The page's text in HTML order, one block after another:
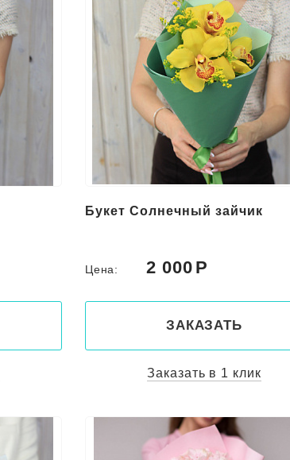
Букет Солнечный зайчик
Цена: 2 000
ЗАКАЗАТЬ
Заказать в 1 клик